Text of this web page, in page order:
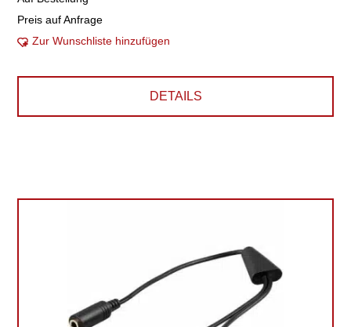
Preis auf Anfrage
Zur Wunschliste hinzufügen
DETAILS